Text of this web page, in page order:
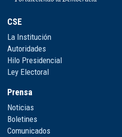
CSE
La Institución
Autoridades
Hilo Presidencial
Ley Electoral
Prensa
Noticias
Boletines
Comunicados